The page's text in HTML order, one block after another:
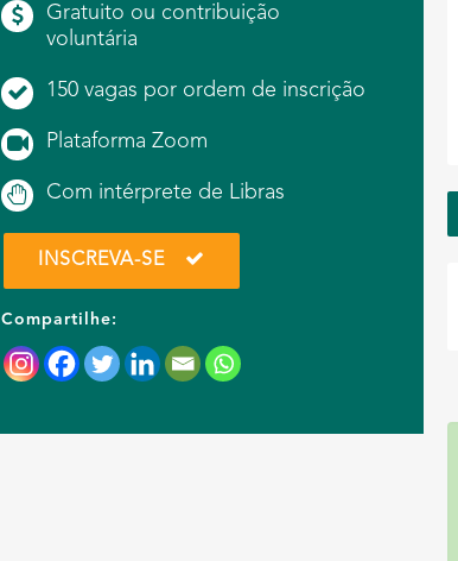
Gratuito ou contribuição
voluntária
150 vagas por ordem de inscrição
Plataforma Zoom
Com intérprete de Libras
INSCREVA-SE
Compartilhe: